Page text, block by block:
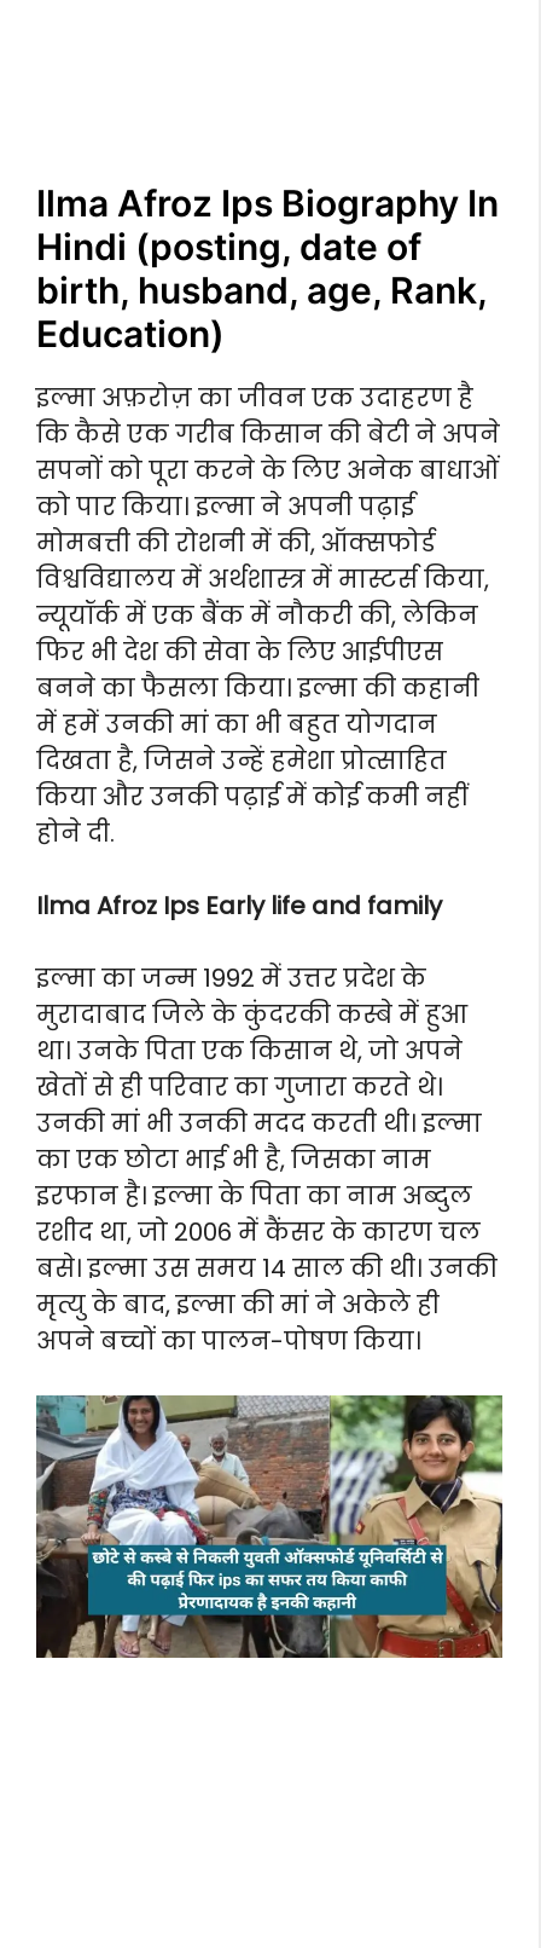
Ilma Afroz Ips Biography In
Hindi (posting, date of
birth, husband, age, Rank,
Education)
इल्मा अफ़रोज़ का जीवन एक उदाहरण है
कि कैसे एक गरीब किसान की बेटी ने अपने
सपनों को पूरा करने के लिए अनेक बाधाओं
को पार किया। इल्मा ने अपनी पढ़ाई
मोमबत्ती की रोशनी में की, ऑक्सफोर्ड
विश्वविद्यालय में अर्थशास्त्र में मास्टर्स किया,
न्यूयॉर्क में एक बैंक में नौकरी की, लेकिन
फिर भी देश की सेवा के लिए आईपीएस
बनने का फैसला किया। इल्मा की कहानी
में हमें उनकी मां का भी बहुत योगदान
दिखता है, जिसने उन्हें हमेशा प्रोत्साहित
किया और उनकी पढ़ाई में कोई कमी नहीं
होने दी.
Ilma Afroz Ips Early life and family
इल्मा का जन्म 1992 में उत्तर प्रदेश के
मुरादाबाद जिले के कुंदरकी कस्बे में हुआ
था। उनके पिता एक किसान थे, जो अपने
खेतों से ही परिवार का गुजारा करते थे।
उनकी मां भी उनकी मदद करती थी। इल्मा
का एक छोटा भाई भी है, जिसका नाम
इरफान है। इल्मा के पिता का नाम अब्दुल
रशीद था, जो 2006 में कैंसर के कारण चल
बसे। इल्मा उस समय 14 साल की थी। उनकी
मृत्यु के बाद, इल्मा की मां ने अकेले ही
अपने बच्चों का पालन-पोषण किया।